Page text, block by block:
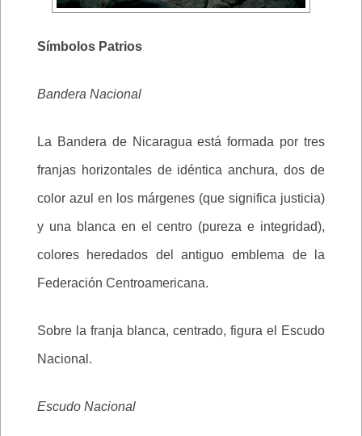
Símbolos Patrios
Bandera Nacional
La Bandera de Nicaragua está formada por tres
franjas horizontales de idéntica anchura, dos de
color azul en los márgenes (que significa justicia)
y una blanca en el centro (pureza e integridad),
colores heredados del antiguo emblema de la
Federación Centroamericana.
Sobre la franja blanca, centrado, figura el Escudo
Nacional.
Escudo Nacional